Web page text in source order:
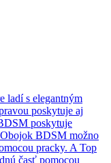
ladí s elegantným
poskytuje aj
poskytuje
BDSM možno
pracky. A Top
časť pomocou